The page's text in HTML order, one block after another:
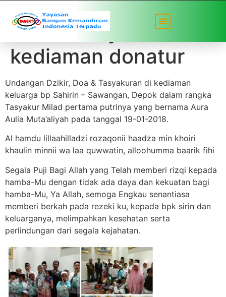
Santunan yatim di
kediaman donatur
Undangan Dzikir, Doa & Tasyakuran di kediaman
keluarga bp Sahirin – Sawangan, Depok dalam rangka
Tasyakur Milad pertama putrinya yang bernama Aura
Aulia Muta’aliyah pada tanggal 19-01-2018.
Al hamdu lillaahilladzi rozaqonii haadza min khoiri
khaulin minnii wa laa quwwatin, alloohumma baarik fihi
Segala Puji Bagi Allah yang Telah memberi rizqi kepada
hamba-Mu dengan tidak ada daya dan kekuatan bagi
hamba-Mu, Ya Allah, semoga Engkau senantiasa
memberi berkah pada rezeki ku, kepada bpk sirin dan
keluarganya, melimpahkan kesehatan serta
perlindungan dari segala kejahatan.